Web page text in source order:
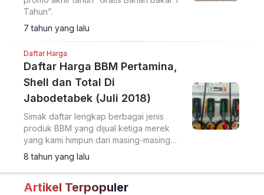
Tahun”.
7 tahun yang lalu
Daftar Harga
Daftar Harga BBM Pertamina,
Shell dan Total Di
Jabodetabek (Juli 2018)
Simak daftar lengkap berbagai jenis
produk BBM yang dijual ketiga merek
yang kami himpun dari masing-masing
SPBU di Jakarta.
8 tahun yang lalu
Artikel Terpopuler